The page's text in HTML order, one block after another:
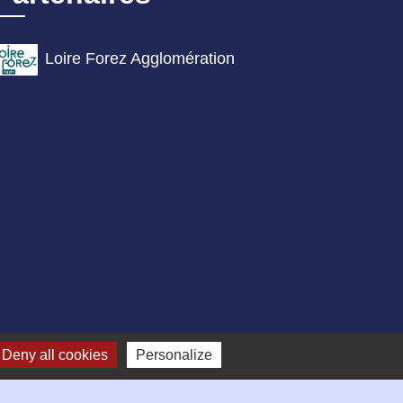
Loire Forez Agglomération
Deny all cookies Personalize